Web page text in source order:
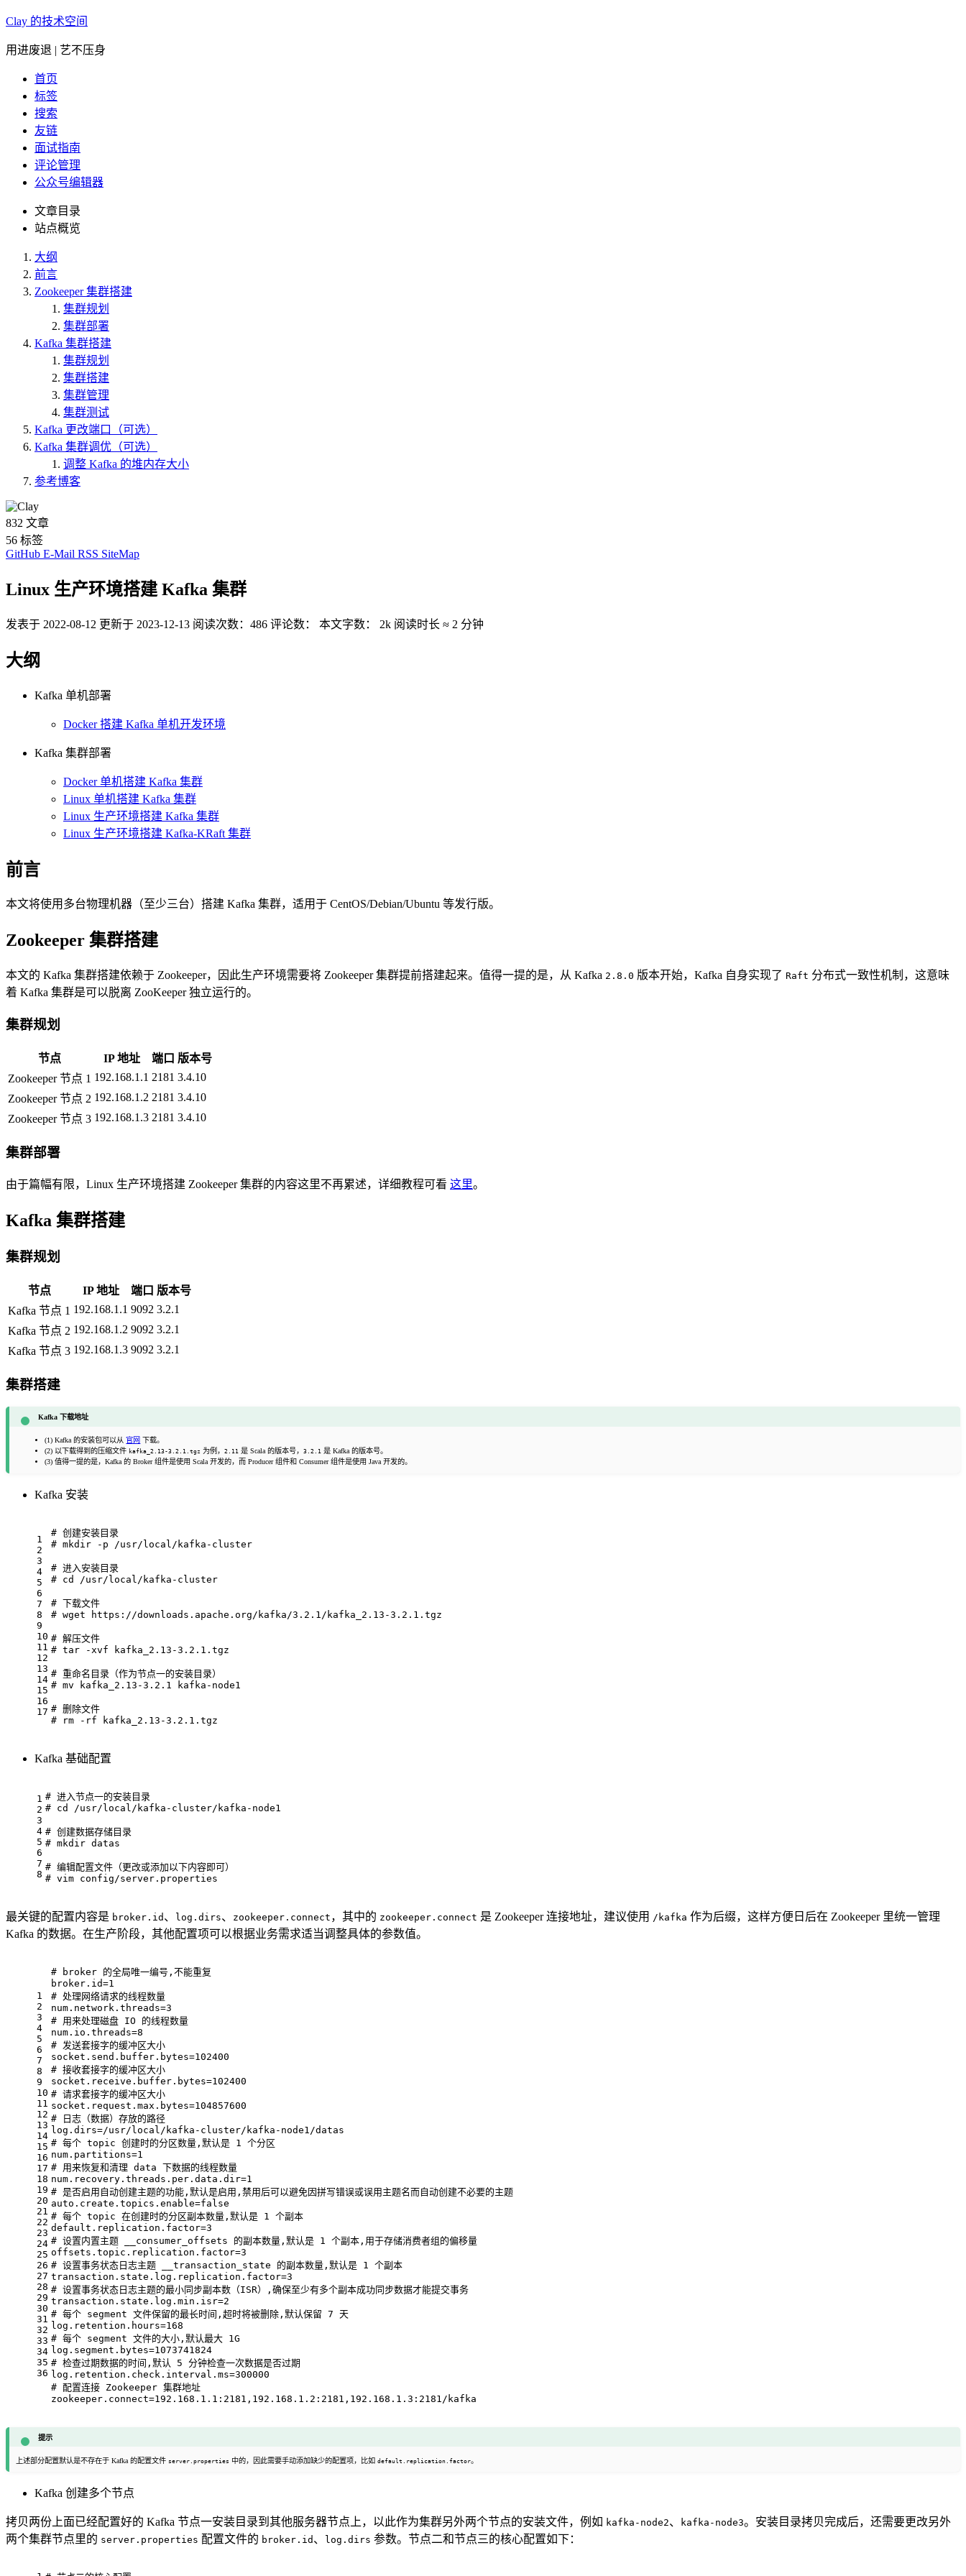
Clay 的技术空间
用进废退 | 艺不压身
首页
标签
搜索
友链
面试指南
评论管理
公众号编辑器
文章目录
站点概览
大纲
前言
Zookeeper 集群搭建
集群规划
集群部署
Kafka 集群搭建
集群规划
集群搭建
集群管理
集群测试
Kafka 更改端口（可选）
Kafka 集群调优（可选）
调整 Kafka 的堆内存大小
参考博客
832 文章
56 标签
GitHub E-Mail RSS SiteMap
Linux 生产环境搭建 Kafka 集群
发表于 2022-08-12 更新于 2023-12-13 阅读次数： 486 评论数： 本文字数： 2k 阅读时长 ≈ 2 分钟
大纲
Kafka 单机部署
Docker 搭建 Kafka 单机开发环境
Kafka 集群部署
Docker 单机搭建 Kafka 集群
Linux 单机搭建 Kafka 集群
Linux 生产环境搭建 Kafka 集群
Linux 生产环境搭建 Kafka-KRaft 集群
前言
本文将使用多台物理机器（至少三台）搭建 Kafka 集群，适用于 CentOS/Debian/Ubuntu 等发行版。
Zookeeper 集群搭建
本文的 Kafka 集群搭建依赖于 Zookeeper，因此生产环境需要将 Zookeeper 集群提前搭建起来。值得一提的是，从 Kafka 2.8.0 版本开始，Kafka 自身实现了 Raft 分布式一致性机制，这意味
着 Kafka 集群是可以脱离 ZooKeeper 独立运行的。
集群规划
节点 IP 地址 端口 版本号
Zookeeper 节点 1 192.168.1.1 2181 3.4.10
Zookeeper 节点 2 192.168.1.2 2181 3.4.10
Zookeeper 节点 3 192.168.1.3 2181 3.4.10
集群部署
由于篇幅有限，Linux 生产环境搭建 Zookeeper 集群的内容这里不再累述，详细教程可看 这里。
Kafka 集群搭建
集群规划
节点 IP 地址 端口 版本号
Kafka 节点 1 192.168.1.1 9092 3.2.1
Kafka 节点 2 192.168.1.2 9092 3.2.1
Kafka 节点 3 192.168.1.3 9092 3.2.1
集群搭建
Kafka 下载地址
(1) Kafka 的安装包可以从官网 下载。
(2) 以下载得到的压缩文件 kafka_2.13-3.2.1.tgz 为例，2.11 是 Scala 的版本号，3.2.1 是 Kafka 的版本号。
(3) 值得一提的是，Kafka 的 Broker 组件是使用 Scala 开发的，而 Producer 组件和 Consumer 组件是使用 Java 开发的。
Kafka 安装
1
2
3
4
5
6
7
8
9
10
11
12
13
14
15
16
17
# 创建安装目录
# mkdir -p /usr/local/kafka-cluster
# 进入安装目录
# cd /usr/local/kafka-cluster
# 下载文件
# wget https://downloads.apache.org/kafka/3.2.1/kafka_2.13-3.2.1.tgz
# 解压文件
# tar -xvf kafka_2.13-3.2.1.tgz
# 重命名目录（作为节点一的安装目录）
# mv kafka_2.13-3.2.1 kafka-node1
# 删除文件
# rm -rf kafka_2.13-3.2.1.tgz
Kafka 基础配置
1
2
3
4
5
6
7
8
# 进入节点一的安装目录
# cd /usr/local/kafka-cluster/kafka-node1
# 创建数据存储目录
# mkdir datas
# 编辑配置文件（更改或添加以下内容即可）
# vim config/server.properties
最关键的配置内容是 broker.id 、 log.dirs、 zookeeper.connect ，其中的 zookeeper.connect 是 Zookeeper 连接地址，建议使用 /kafka 作为后缀，这样方便日后在 Zookeeper 里统一管理
Kafka 的数据。在生产阶段，其他配置项可以根据业务需求适当调整具体的参数值。
1
2
3
4
5
6
7
8
9
10
11
12
13
14
15
16
17
18
19
20
21
22
23
24
25
26
27
28
29
30
31
32
33
34
35
36
# broker 的全局唯一编号,不能重复
broker.id=1
# 处理网络请求的线程数量
num.network.threads=3
# 用来处理磁盘 IO 的线程数量
num.io.threads=8
# 发送套接字的缓冲区大小
socket.send.buffer.bytes=102400
# 接收套接字的缓冲区大小
socket.receive.buffer.bytes=102400
# 请求套接字的缓冲区大小
socket.request.max.bytes=104857600
# 日志（数据）存放的路径
log.dirs=/usr/local/kafka-cluster/kafka-node1/datas
# 每个 topic 创建时的分区数量,默认是 1 个分区
num.partitions=1
# 用来恢复和清理 data 下数据的线程数量
num.recovery.threads.per.data.dir=1
# 是否启用自动创建主题的功能,默认是启用,禁用后可以避免因拼写错误或误用主题名而自动创建不必要的主题
auto.create.topics.enable=false
# 每个 topic 在创建时的分区副本数量,默认是 1 个副本
default.replication.factor=3
# 设置内置主题 __consumer_offsets 的副本数量,默认是 1 个副本,用于存储消费者组的偏移量
offsets.topic.replication.factor=3
# 设置事务状态日志主题 __transaction_state 的副本数量,默认是 1 个副本
transaction.state.log.replication.factor=3
# 设置事务状态日志主题的最小同步副本数（ISR）,确保至少有多个副本成功同步数据才能提交事务
transaction.state.log.min.isr=2
# 每个 segment 文件保留的最长时间,超时将被删除,默认保留 7 天
log.retention.hours=168
# 每个 segment 文件的大小,默认最大 1G
log.segment.bytes=1073741824
# 检查过期数据的时间,默认 5 分钟检查一次数据是否过期
log.retention.check.interval.ms=300000
# 配置连接 Zookeeper 集群地址
zookeeper.connect=192.168.1.1:2181,192.168.1.2:2181,192.168.1.3:2181/kafka
提示
上述部分配置默认是不存在于 Kafka 的配置文件 server.properties 中的，因此需要手动添加缺少的配置项，比如default.replication.factor。
Kafka 创建多个节点
拷贝两份上面已经配置好的 Kafka 节点一安装目录到其他服务器节点上，以此作为集群另外两个节点的安装文件，例如 kafka-node2、 kafka-node3。安装目录拷贝完成后，还需要更改另外
两个集群节点里的 server.properties 配置文件的 broker.id 、 log.dirs 参数。节点二和节点三的核心配置如下：